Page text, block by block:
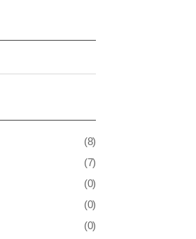
(8)
(7)
(0)
(0)
(0)